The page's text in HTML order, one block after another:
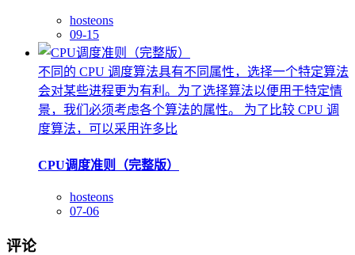
hosteons
09-15
不同的 CPU 调度算法具有不同属性，选择一个特定算法
会对某些进程更为有利。为了选择算法以便用于特定情
景，我们必须考虑各个算法的属性。 为了比较 CPU 调
度算法，可以采用许多比
CPU调度准则（完整版）
hosteons
07-06
评论